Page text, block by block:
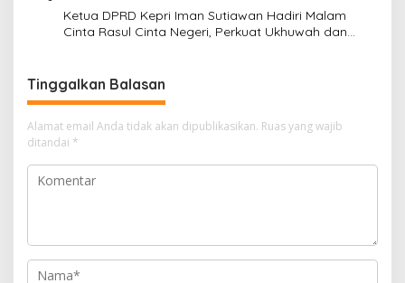
Ketua DPRD Kepri Iman Sutiawan Hadiri Malam
Cinta Rasul Cinta Negeri, Perkuat Ukhuwah dan
Tinggalkan Balasan
Alamat email Anda tidak akan dipublikasikan. Ruas yang wajib
ditandai *